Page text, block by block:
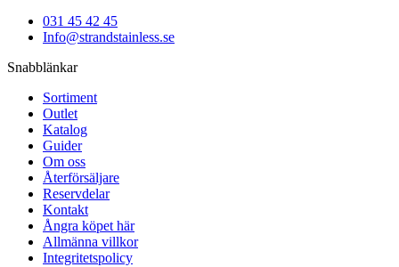
031 45 42 45
Info@strandstainless.se
Snabblänkar
Sortiment
Outlet
Katalog
Guider
Om oss
Återförsäljare
Reservdelar
Kontakt
Ångra köpet här
Allmänna villkor
Integritetspolicy